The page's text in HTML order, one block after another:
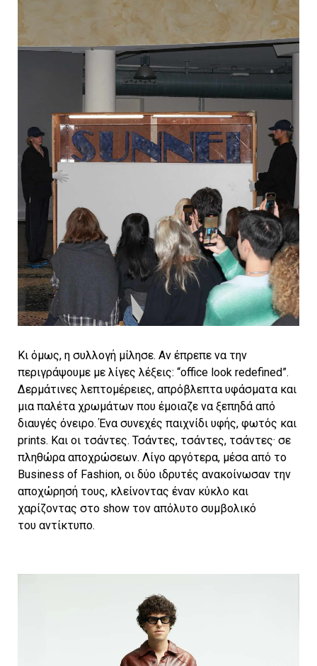
Κι όμως, η συλλογή μίλησε. Αν έπρεπε να την
περιγράψουμε με λίγες λέξεις: “office look redefined”.
Δερμάτινες λεπτομέρειες, απρόβλεπτα υφάσματα και
μια παλέτα χρωμάτων που έμοιαζε να ξεπηδά από
διαυγές όνειρο. Ένα συνεχές παιχνίδι υφής, φωτός και
prints. Και οι τσάντες. Τσάντες, τσάντες, τσάντες· σε
πληθώρα αποχρώσεων. Λίγο αργότερα, μέσα από το
Business of Fashion, οι δύο ιδρυτές ανακοίνωσαν την
αποχώρησή τους, κλείνοντας έναν κύκλο και
χαρίζοντας στο show τον απόλυτο συμβολικό
του αντίκτυπο.